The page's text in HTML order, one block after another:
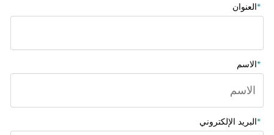
*العنوان
*الاسم
*البريد الإلكتروني